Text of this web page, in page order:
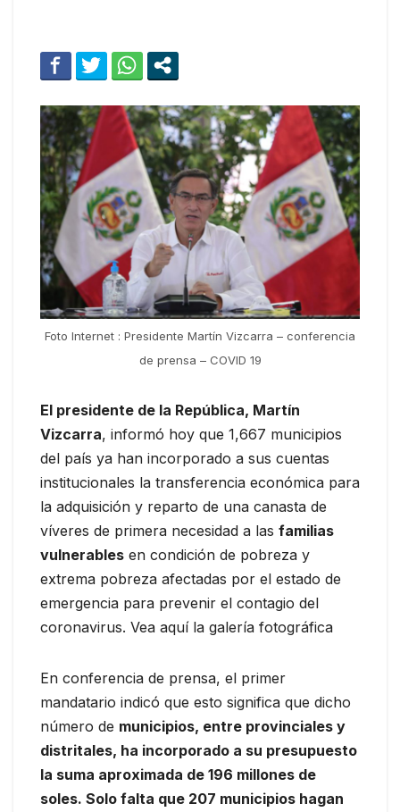
Foto Internet : Presidente Martín Vizcarra – conferencia
de prensa – COVID 19
El presidente de la República, Martín
Vizcarra, informó hoy que 1,667 municipios
del país ya han incorporado a sus cuentas
institucionales la transferencia económica para
la adquisición y reparto de una canasta de
víveres de primera necesidad a las familias
vulnerables en condición de pobreza y
extrema pobreza afectadas por el estado de
emergencia para prevenir el contagio del
coronavirus. Vea aquí la galería fotográfica
En conferencia de prensa, el primer
mandatario indicó que esto significa que dicho
número de municipios, entre provinciales y
distritales, ha incorporado a su presupuesto
la suma aproximada de 196 millones de
soles. Solo falta que 207 municipios hagan